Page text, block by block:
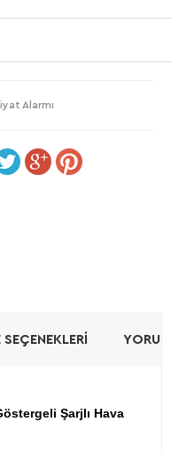
Alarmı
Şarjlı Hava